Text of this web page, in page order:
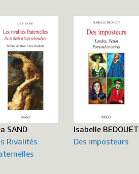
SAND
Rivalités
Isabelle BEDOUET
Des imposteurs